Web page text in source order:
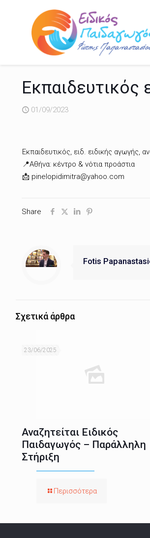
Εκπαιδευτικός
01/09/2023
Εκπαιδευτικός, ειδ. ειδικής αγωγής,
📍Αθήνα: κέντρο & νότια προάστια
📩 pinelopidimitra@yahoo.com
Share
Fotis
Σχετικά άρθρα
23/06/2025
Αναζητείται Ειδικός
Παιδαγωγός – Παράλληλη
Στήριξη
Περισσότερα